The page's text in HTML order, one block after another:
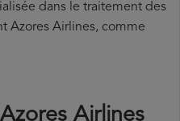
dans le traitement des
Azores Airlines, comme
Airlines